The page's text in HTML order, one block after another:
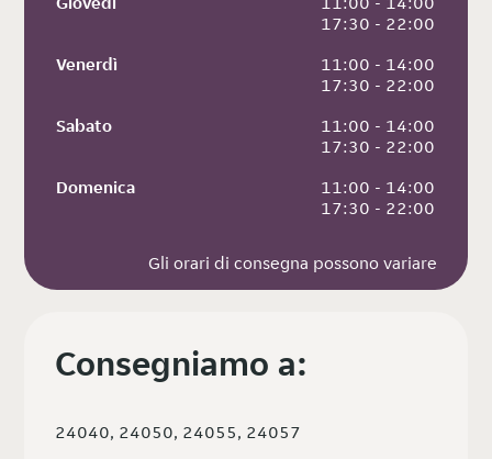
17:30 - 22:00
Venerdì
11:00 - 14:00
17:30 - 22:00
Sabato
11:00 - 14:00
17:30 - 22:00
Domenica
11:00 - 14:00
17:30 - 22:00
Gli orari di consegna possono variare
Consegniamo a:
24040, 24050, 24055, 24057